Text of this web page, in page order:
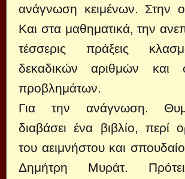
ανάγνωση κειμένων. Στην
Και στα μαθηματικά, την
τέσσερις πράξεις
δεκαδικών αριθμών και
προβλημάτων.
Για την ανάγνωση.
διαβάσει ένα βιβλίο, περί
του αειμνήστου και
Δημήτρη Μυράτ.